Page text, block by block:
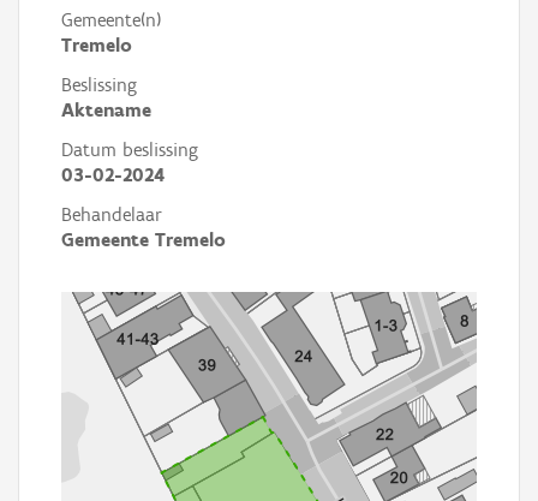
Gemeente(n)
Tremelo
Beslissing
Aktename
Datum beslissing
03-02-2024
Behandelaar
Gemeente Tremelo